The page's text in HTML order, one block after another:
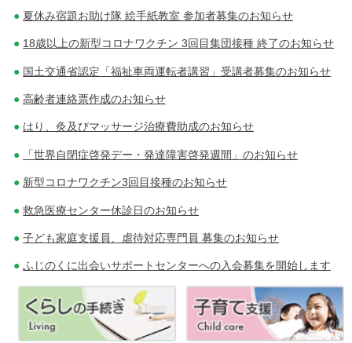
夏休み宿題お助け隊 絵手紙教室 参加者募集のお知らせ
18歳以上の新型コロナワクチン 3回目集団接種 終了のお知らせ
国土交通省認定「福祉車両運転者講習」受講者募集のお知らせ
高齢者連絡票作成のお知らせ
はり、灸及びマッサージ治療費助成のお知らせ
「世界自閉症啓発デー・発達障害啓発週間」のお知らせ
新型コロナワクチン3回目接種のお知らせ
救急医療センター休診日のお知らせ
子ども家庭支援員、虐待対応専門員 募集のお知らせ
ふじのくに出会いサポートセンターへの入会募集を開始します